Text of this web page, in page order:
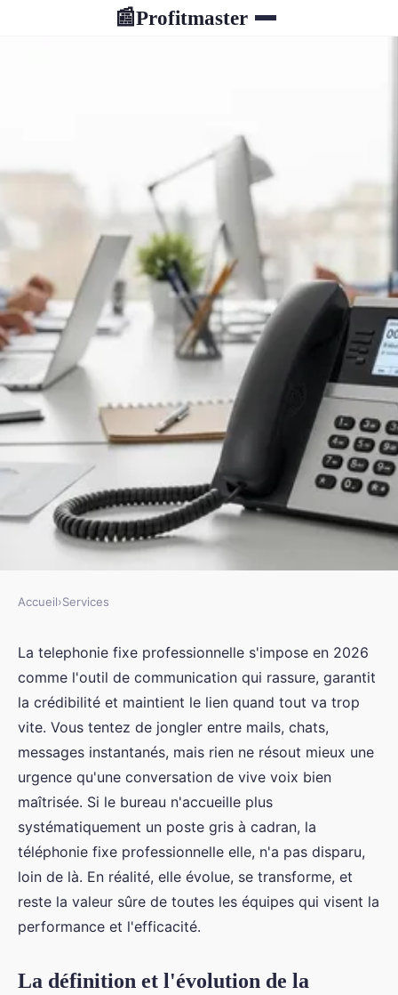
📰Profitmaster
La téléphonie fixe
professionnelle : une solution
adaptée à votre entreprise
Logan•26 janvier 2026•11 min de lecture
Accueil›Services
La telephonie fixe professionnelle s'impose en 2026
comme l'outil de communication qui rassure, garantit
la crédibilité et maintient le lien quand tout va trop
vite. Vous tentez de jongler entre mails, chats,
messages instantanés, mais rien ne résout mieux une
urgence qu'une conversation de vive voix bien
maîtrisée. Si le bureau n'accueille plus
systématiquement un poste gris à cadran, la
téléphonie fixe professionnelle elle, n'a pas disparu,
loin de là. En réalité, elle évolue, se transforme, et
reste la valeur sûre de toutes les équipes qui visent la
performance et l'efficacité.
La définition et l'évolution de la